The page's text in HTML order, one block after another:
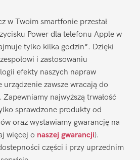
w Twoim smartfonie przestał
Power dla telefonu Apple w
tylko kilka godzin*. Dzięki
i zastosowaniu
efekty naszych napraw
urządzenie zawsze wracają do
najwyższą trwałość
sprawdzone produkty od
oraz wystawiamy gwarancję na
więcej o naszej gwarancji).
części i przy uprzednim